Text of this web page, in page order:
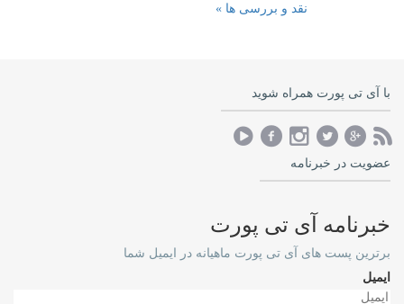
نقد و بررسی ها »
با آی تی پورت همراه شوید
عضویت در خبرنامه
خبرنامه آی تی پورت
برترین پست های آی تی پورت ماهیانه در ایمیل شما
ایمیل